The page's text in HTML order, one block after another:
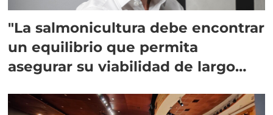
"La salmonicultura debe encontrar
un equilibrio que permita
asegurar su viabilidad de largo